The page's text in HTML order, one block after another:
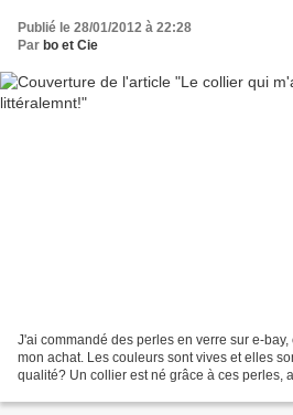
Publié le 28/01/2012 à 22:28
Par bo et Cie
J'ai commandé des perles en verre sur e-
mon achat. Les couleurs sont vives et elles
qualité? Un collier est né grâce à ces perles,